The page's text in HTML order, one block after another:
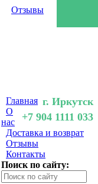
Отзывы
г. Иркутск
+7 904 1111 033
Главная
О
нас
Доставка и возврат
Отзывы
Контакты
Поиск по сайту: